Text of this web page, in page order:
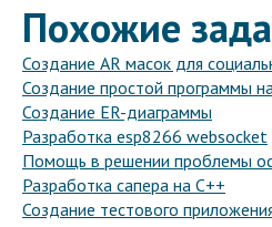
Похожие
Создание AR масок для
Создание простой программы
Создание ER-диаграммы
Разработка esp8266 websocket
Помощь в решении проблемы
Разработка сапера на C++
Создание тестового